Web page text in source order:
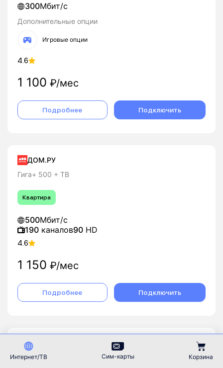
300Мбит/с
Дополнительные опции
Игровые опции
4.6
1 100 ₽/мес
Подробнее Подключить
ДОМ.РУ
Гига+ 500 + ТВ
Квартира
500Мбит/с
190 каналов90 HD
4.6
1 150 ₽/мес
Подробнее Подключить
Ростелеком
Игровой 2в1
Интернет/ТВ Сим-карты Корзина